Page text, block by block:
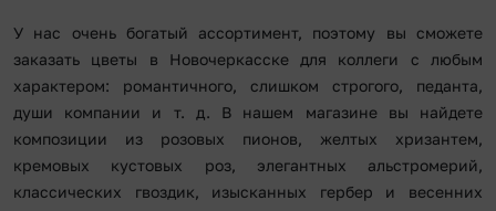
У нас очень богатый ассортимент, поэтому вы сможете
заказать цветы в Новочеркасске для коллеги с любым
характером: романтичного, слишком строгого, педанта,
души компании и т. д. В нашем магазине вы найдете
композиции из розовых пионов, желтых хризантем,
кремовых кустовых роз, элегантных альстромерий,
классических гвоздик, изысканных гербер и весенних